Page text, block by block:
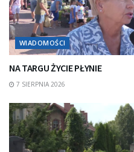
WIADOMOŚCI
NA TARGU ŻYCIE PŁYNIE
7 SIERPNIA 2026